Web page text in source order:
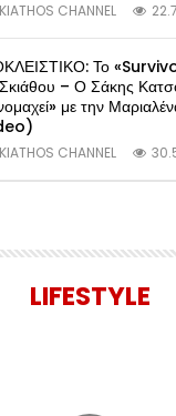
CHANNEL
Το
– Ο Σάκης
με την
CHANNEL
LIFESTYLE